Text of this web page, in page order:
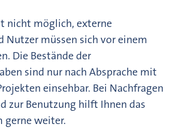
nicht möglich, externe
Nutzer müssen sich vor einem
Die Bestände der
sind nur nach Absprache mit
einsehbar. Bei Nachfragen
zur Benutzung hilft Ihnen das
gerne weiter.